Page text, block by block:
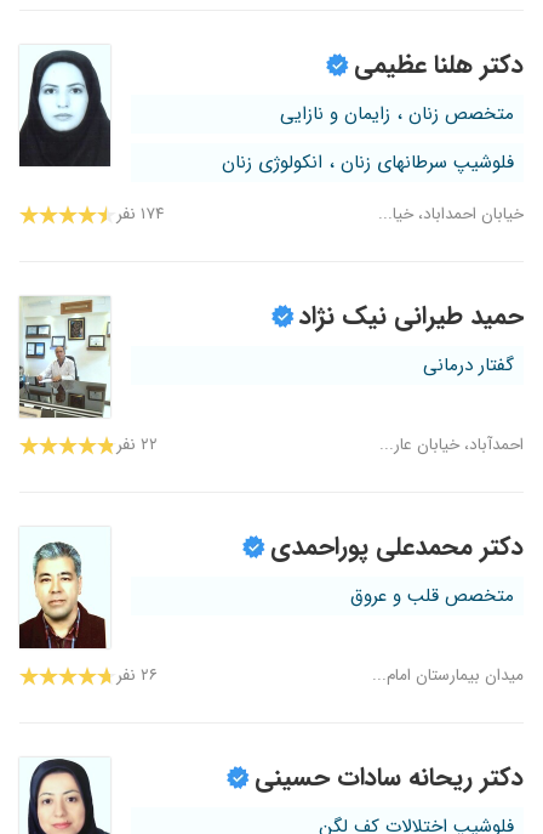
دکتر هلنا عظیمی
متخصص زنان ، زایمان و نازایی
فلوشیپ سرطانهای زنان ، انکولوژی زنان
خیابان احمداباد، خیا... ۱۷۴ نفر
حمید طیرانی نیک نژاد
گفتار درمانی
احمدآباد، خیابان عار... ۲۲ نفر
دکتر محمدعلی پوراحمدی
متخصص قلب و عروق
میدان بیمارستان امام... ۲۶ نفر
دکتر ریحانه سادات حسینی
فلوشیپ اختلالات کف لگن